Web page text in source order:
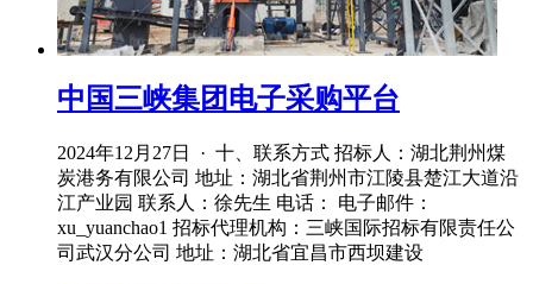
中国三峡集团电子采购平台
2024年12月27日 · 十、联系方式 招标人：湖北荆州煤
炭港务有限公司 地址：湖北省荆州市江陵县楚江大道沿
江产业园 联系人：徐先生 电话： 电子邮件：
xu_yuanchao1 招标代理机构：三峡国际招标有限责任公
司武汉分公司 地址：湖北省宜昌市西坝建设